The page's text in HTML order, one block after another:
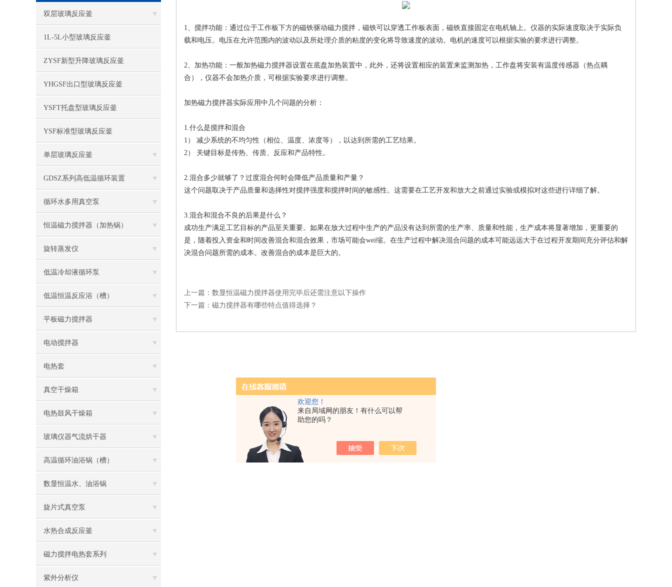
欢迎您！
来自局域网的朋友！有什么可以帮
助您的吗？
双层玻璃反应釜
1L-5L小型玻璃反应釜
ZYSF新型升降玻璃反应釜
YHGSF出口型玻璃反应釜
YSFT托盘型玻璃反应釜
YSF标准型玻璃反应釜
单层玻璃反应釜
GDSZ系列高低温循环装置
循环水多用真空泵
恒温磁力搅拌器（加热锅）
旋转蒸发仪
低温冷却液循环泵
低温恒温反应浴（槽）
平板磁力搅拌器
电动搅拌器
电热套
真空干燥箱
电热鼓风干燥箱
玻璃仪器气流烘干器
高温循环油浴锅（槽）
数显恒温水、油浴锅
旋片式真空泵
水热合成反应釜
磁力搅拌电热套系列
紫外分析仪
1、搅拌功能：通过位于工作板下方的磁铁驱动磁力搅拌，磁铁可以穿透工作板表面，磁铁直接固定在电机轴上。仪器的实际速度取决于实际负
载和电压。电压在允许范围内的波动以及所处理介质的粘度的变化将导致速度的波动。电机的速度可以根据实验的要求进行调整。
2、加热功能：一般加热磁力搅拌器设置在底盘加热装置中，此外，还将设置相应的装置来监测加热，工作盘将安装有温度传感器（热点耦
合），仪器不会加热介质，可根据实验要求进行调整。
加热磁力搅拌器实际应用中几个问题的分析：
1.什么是搅拌和混合
1） 减少系统的不均匀性（相位、温度、浓度等），以达到所需的工艺结果。
2） 关键目标是传热、传质、反应和产品特性。
2.混合多少就够了？过度混合何时会降低产品质量和产量？
这个问题取决于产品质量和选择性对搅拌强度和搅拌时间的敏感性。这需要在工艺开发和放大之前通过实验或模拟对这些进行详细了解。
3.混合和混合不良的后果是什么？
成功生产满足工艺目标的产品至关重要。如果在放大过程中生产的产品没有达到所需的生产率、质量和性能，生产成本将显著增加，更重要的
是，随着投入资金和时间改善混合和混合效果，市场可能会wei缩。在生产过程中解决混合问题的成本可能远远大于在过程开发期间充分评估和解
决混合问题所需的成本。改善混合的成本是巨大的。
上一篇： 数显恒温磁力搅拌器使用完毕后还需注意以下操作
下一篇： 磁力搅拌器有哪些特点值得选择？